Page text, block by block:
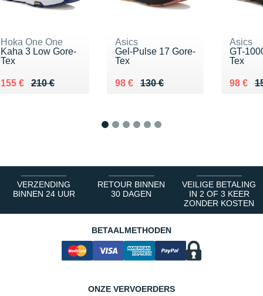
Hoka One One
Kaha 3 Low Gore-
Tex
210 €
Au lieu de 210 €
155 €
Vendu 155 €
Asics
Gel-Pulse 17 Gore-
Tex
130 €
Au lieu de 130 €
98 €
Vendu 98 €
Asics
GT-
Tex
Au lieu
98 €
Vendu
VERZENDING
BINNEN 24 UUR
RETOUR BINNEN
30 DAGEN
VEILIGE BETALING
IN 2 OF 3 KEER
ZONDER KOSTEN
BETAALMETHODEN
ONZE VERVOERDERS